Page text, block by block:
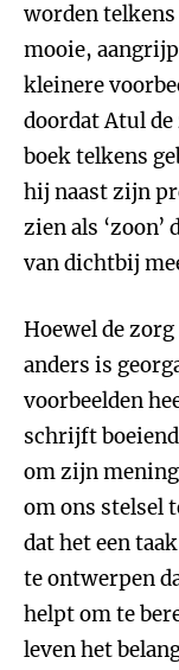
worden
mooie,
kleinere
doordat Atul
boek telkens
hij naast zijn
zien als
van dichtbij
Hoewel de zorg
anders is
voorbeelden
schrijft
om zijn mening
om ons stelsel
dat het een
te ontwerpen
helpt om te
leven het